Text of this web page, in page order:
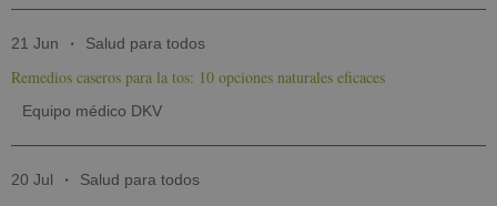
21 Jun Salud para todos
Remedios caseros para la tos: 10 opciones naturales eficaces
Equipo médico DKV
20 Jul Salud para todos